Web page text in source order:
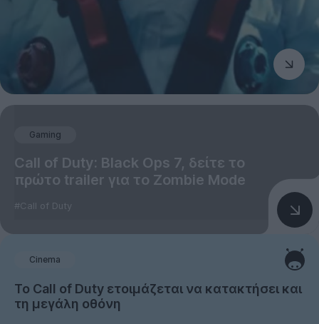
Gaming
Call of Duty: Black Ops 7, δείτε το
πρώτο trailer για το Zombie Mode
#Call of Duty
Cinema
Το Call of Duty ετοιμάζεται να κατακτήσει και
τη μεγάλη οθόνη